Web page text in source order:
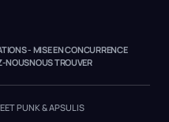
- MISE EN CONCURRENCE
NOUSNOUS TROUVER
PUNK & APSULIS